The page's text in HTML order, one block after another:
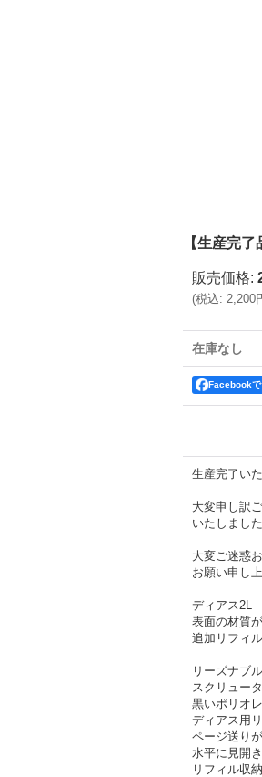
【生産完
販売価格:
(税込: 2,200
在庫なし
Facebookで
生産完了い
大変申し訳
いたしました
大変ご迷惑
お願い申し
ディアス2L
表面の材質
追加リフィ
リーズナブ
スクリュー
黒いポリオ
ディアス用
ページ送り
水平に見開
リフィル収